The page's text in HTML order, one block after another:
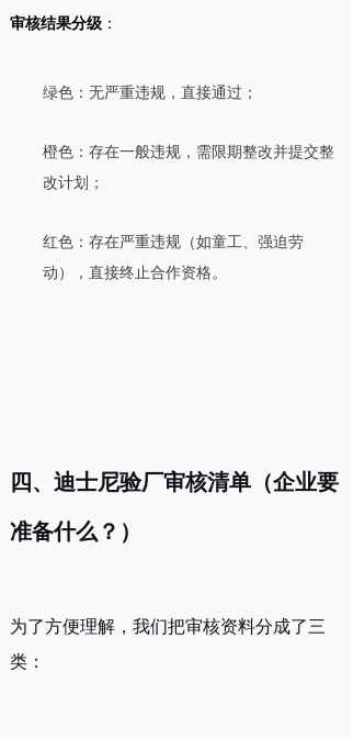
审核结果分级 ：
绿色：无严重违规，直接通过；
橙色：存在一般违规，需限期整改并提交整
改计划；
红色：存在严重违规（如童工、强迫劳
动），直接终止合作资格。
四、迪士尼验厂审核清单（企业要
准备什么？）
为了方便理解，我们把审核资料分成了三
类：